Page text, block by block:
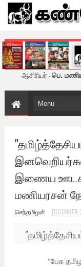
ஆசிரியர் :பெ.
இணைய
மணியரசன்
செந்தமிழன்
"பேசு